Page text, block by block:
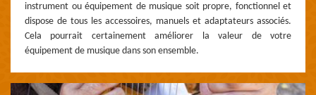
instrument ou équipement de musique soit propre, fonctionnel et
dispose de tous les accessoires, manuels et adaptateurs associés.
Cela pourrait certainement améliorer la valeur de votre
équipement de musique dans son ensemble.